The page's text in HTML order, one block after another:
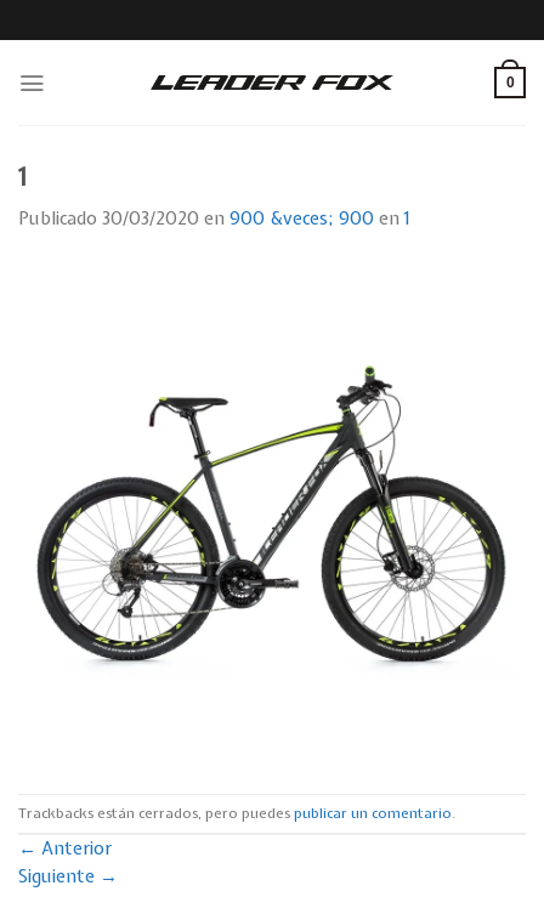
to
0
1
Publicado 30/03/2020 en 900 &veces; 900 en1
Trackbacks están cerrados, pero puedespublicar un comentario.
← Anterior
Siguiente →